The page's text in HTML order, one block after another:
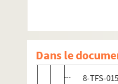
Dans le
Le palace de
4-TFS-
8-TFS-